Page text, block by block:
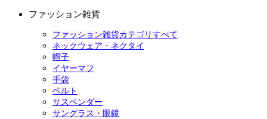
ファッション雑貨
ファッション雑貨カテゴリすべて
ネックウェア・ネクタイ
帽子
イヤーマフ
手袋
ベルト
サスペンダー
サングラス・眼鏡